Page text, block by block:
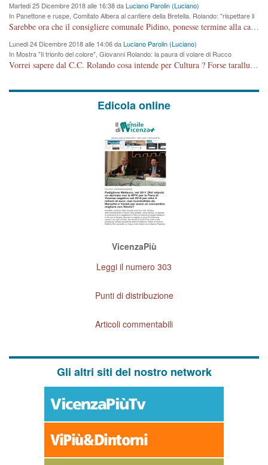
Martedi 25 Dicembre 2018 alle 16:38 daLuciano Parolin (Luciano)
In Panettone e ruspe, Comitato Albera al cantiere della Bretella. Rolando: "rispettare il
cronoprogramma"
Sarebbe ora che il consigliere comunale Pidino, ponesse termine alla campagna elettorale nel territorio del suo seggio Villaggio del Sole. La tiraca è iniziata, distruggerà 6 km di prateria ovest della città, ricca di fonti e sorgenti d'acqua. I cittadini di Maddalene non avranno più Pace la notte. Molta colpa per la costruzione di questa Strada è proprio del signor Rolando,dei suoi gazebo mobili e che vuol far passare questa opera VANDALICA come progetto "utile" a chi ? Non è cosa seria sig. Rolando!
Lunedi 24 Dicembre 2018 alle 14:06 daLuciano Parolin (Luciano)
In Mostra "Il trionfo del colore", Giovanni Rolando: la paura di volare di Rucco
Vorrei sapere dal C.C. Rolando cosa intende per Cultura ? Forse tarallucci, vino e sagre, o spaghetti tricolori del PD ? Il continuo (s)parlare della mostra a Palazzo Chiericati caro consigliere DANNEGGIA FORTEMENTE l'immagine della città TUTTA e fa deviare i consensi che in RUSSIA (badi bene ex U.R.S.S.) sono ECCELLENTI. A livello artistico l'evento è di alta Valenza culturale, COMPITO di Tutta la Cittadinanza fare il possibile per propagandare l'iniziativa senza farne UN CASO PARTITICO come fa Lei da sempre. Meno Gazebo + Partecipazione! E così sia. Amen.
Edicola online
VicenzaPiù
Leggi il numero 303
Punti di distribuzione
Articoli commentabili
Gli altri siti del nostro network